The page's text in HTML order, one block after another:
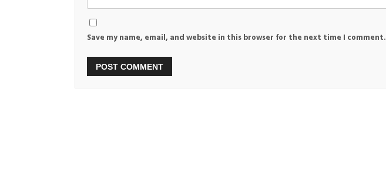
Save my name, email, and website in this browser for the next time I comment.